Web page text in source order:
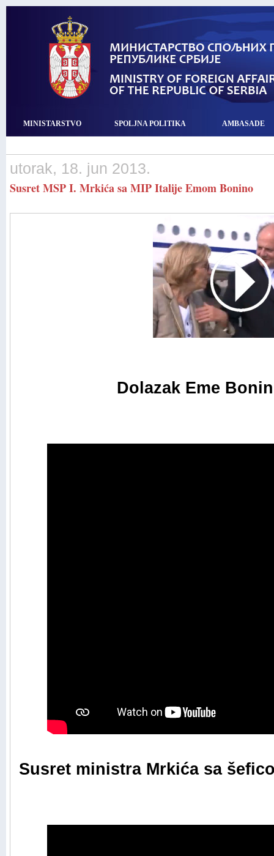
MINISTARSTVO SPOLJNA POLITIKA AMBASADE
utorak, 18. jun 2013.
Susret MSP I. Mrkića sa MIP Italije Emom Bonino
Dolazak Eme
Susret ministra Mrkića sa